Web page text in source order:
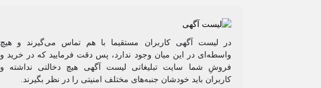
در لیست آگهی کاربران مستقیما با هم تماس می‌گیرند و هیچ
واسطه‌ای در این میان وجود ندارد، پس دقت فرمایید که در خرید و
فروشِ شما سایت تبلیغاتی لیست آگهی هیچ دخالتی نداشته و
کاربران باید خودشان جنبه‌های مختلف امنیتی را در نظر بگیرند.